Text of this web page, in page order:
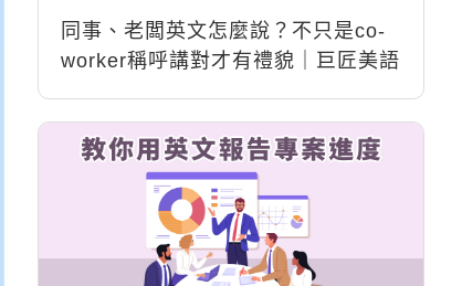
同事、老闆英文怎麼說？不只是co-
worker稱呼講對才有禮貌｜巨匠美語